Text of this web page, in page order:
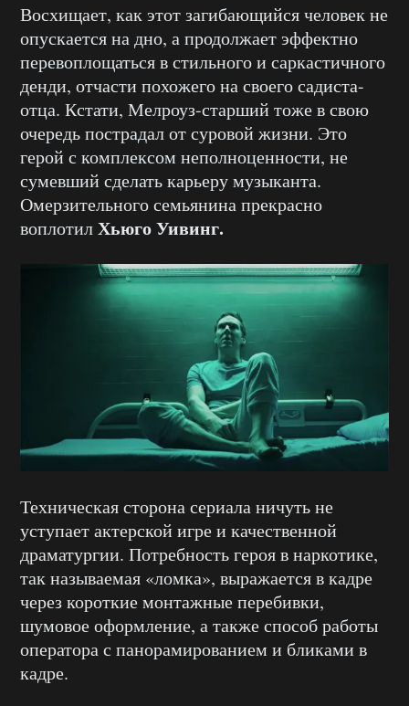
Восхищает, как этот загибающийся человек не
опускается на дно, а продолжает эффектно
перевоплощаться в стильного и саркастичного
денди, отчасти похожего на своего садиста-
отца. Кстати, Мелроуз-старший тоже в свою
очередь пострадал от суровой жизни. Это
герой с комплексом неполноценности, не
сумевший сделать карьеру музыканта.
Омерзительного семьянина прекрасно
воплотилХьюго Уивинг.
Техническая сторона сериала ничуть не
уступает актерской игре и качественной
драматургии. Потребность героя в наркотике,
так называемая «ломка», выражается в кадре
через короткие монтажные перебивки,
шумовое оформление, а также способ работы
оператора с панорамированием и бликами в
кадре.